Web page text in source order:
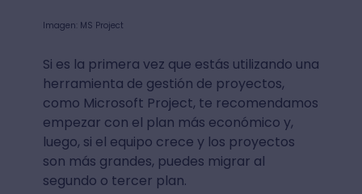
Imagen: MS Project
Si es la primera vez que estás utilizando una
herramienta de gestión de proyectos,
como Microsoft Project, te recomendamos
empezar con el plan más económico y,
luego, si el equipo crece y los proyectos
son más grandes, puedes migrar al
segundo o tercer plan.